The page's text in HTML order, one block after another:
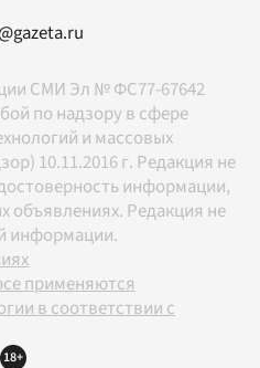
СМИ Эл № ФС77-67642
по надзору в сфере
и массовых
10.11.2016 г. Редакция не
информации,
объявлениях. Редакция не
информации.
применяются
в соответствии с
18+